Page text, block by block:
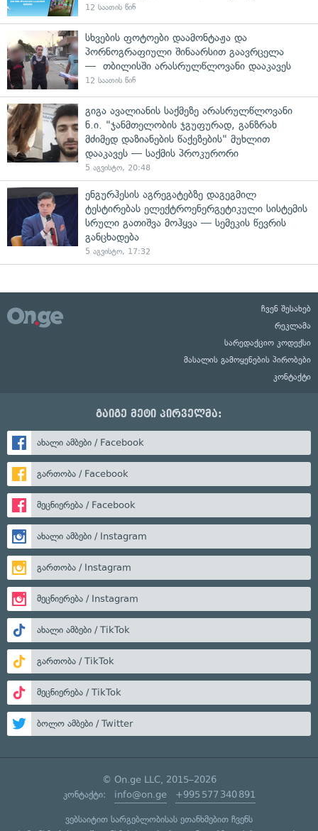
12 საათის წინ
სხვების ფოტოები დაამონტაჟა და
პორნოგრაფიული შინაარსით გაავრცელა
— თბილისში არასრულწლოვანი დააკავეს
12 საათის წინ
გიგა ავალიანის საქმეზე არასრულწლოვანი
ნ.ი. "ჯანმთელობის ჯგუფურად, განზრახ
მძიმედ დაზიანების წაქეზების" მუხლით
დააკავეს — საქმის პროკურორი
5 აგვისტო, 20:48
ენგურჰესის აგრეგატებზე დაგეგმილ
ტესტირებას ელექტროენერგეტიკული სისტემის
სრული გათიშვა მოჰყვა — სემეკის წევრის
განცხადება
5 აგვისტო, 17:32
ჩვენ შესახებ
რეკლამა
სარედაქციო კოდექსი
მასალის გამოყენების პირობები
კონტაქტი
გაიგე მეტი პირველმა:
ახალი ამბები / Facebook
გართობა / Facebook
მეცნიერება / Facebook
ახალი ამბები / Instagram
გართობა / Instagram
მეცნიერება / Instagram
ახალი ამბები / TikTok
გართობა / TikTok
მეცნიერება / TikTok
ბოლო ამბები / Twitter
© On.ge LLC, 2015–2026
კონტაქტი: info@on.ge +995 577 340 891
ვებსაიტით სარგებლობისას ეთანხმებით ჩვენს